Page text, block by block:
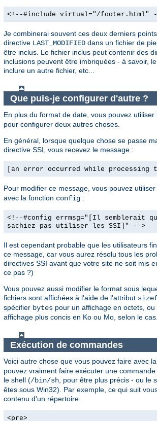
<!--#include virtual="/footer.html"
Je combinerai souvent ces deux derniers
directive LAST_MODIFIED dans un fichier de
être inclus. Le fichier inclus peut contenir des
inclusions peuvent être imbriquées - à savoir,
inclure un autre fichier, etc...
Que puis-je configurer d'autre ?
En plus du format de date, vous pouvez utiliser
pour configurer deux autres choses.
En général, lorsque quelque chose se passe
directive SSI, vous recevez le message :
[an error occurred while processing
Pour modifier ce message, vous pouvez
avec la fonction config :
<!--#config errmsg="[Il semblerait
sachiez pas utiliser les SSI]" -->
Il est cependant probable que les utilisateurs
ce message, car vous aurez résolu tous les
directives SSI avant que votre site ne soit mis
ce pas ?)
Vous pouvez aussi modifier le format sous
fichiers sont affichées à l'aide de l'attribut
spécifier bytes pour un affichage en octets, ou
affichage plus concis en Ko ou Mo, selon le cas.
Exécution de commandes
Voici autre chose que vous pouvez faire avec
pouvez vraiment faire exécuter une
le shell (/bin/sh, pour être plus précis - ou le
êtes sous Win32). Par exemple, ce qui suit
contenu d'un répertoire.
<pre>